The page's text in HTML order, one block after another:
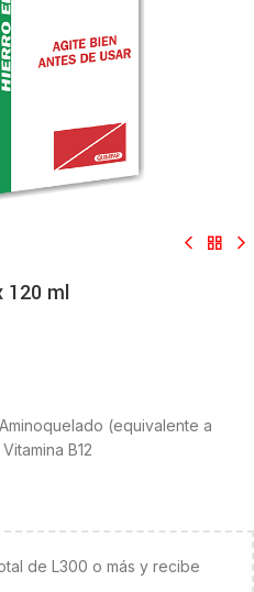
120 ml
(equivalente a
B12
de L300 o más y recibe